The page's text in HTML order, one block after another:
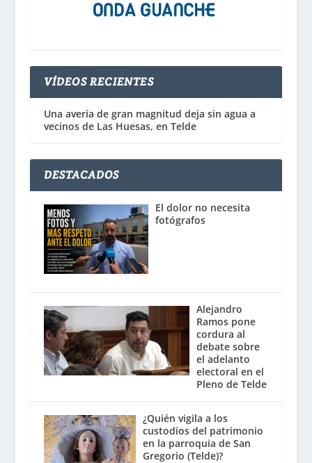
VÍDEOS RECIENTES
Una avería de gran magnitud deja sin agua a
vecinos de Las Huesas, en Telde
DESTACADOS
El dolor no necesita
fotógrafos
Alejandro
Ramos pone
cordura al
debate sobre
el adelanto
electoral en el
Pleno de Telde
¿Quién vigila a los
custodios del patrimonio
en la parroquia de San
Gregorio (Telde)?